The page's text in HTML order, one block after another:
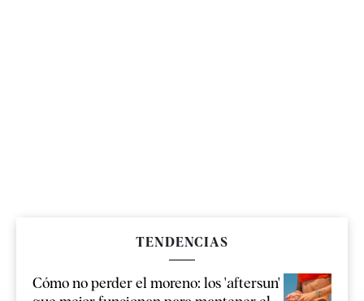
TENDENCIAS
Cómo no perder el moreno: los 'aftersun'